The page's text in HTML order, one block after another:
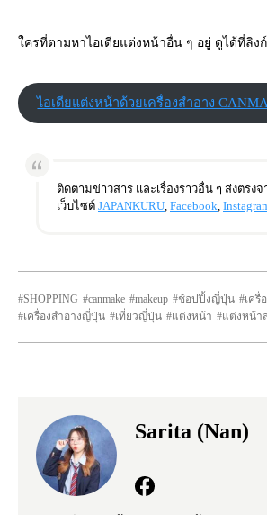
ใครที่ตามหาไอเดียแต่งหน้าอื่น ๆ อยู่ ดูได้ที่ลิง
ไอเดียแต่งหน้าด้วยเครื่องสำอาง
ติดตามข่าวสาร และเรื่องราวอื่น ๆ ส่งตรง
เว็บไซต์ JAPANKURU Facebook
SHOPPING canmake makeup ช้อปปิ้งญี่ปุ่น
เครื่
เครื่องสำอางญี่ปุ่น
เที่ยวญี่ปุ่น แต่งหน้า แต่งหน้า
Sarita (Nan)